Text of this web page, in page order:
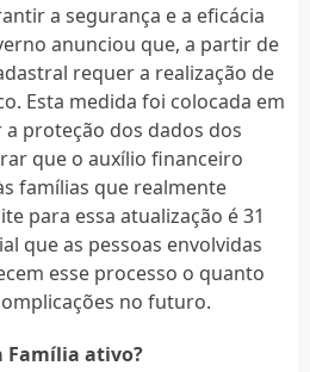
a segurança e a eficácia
anunciou que, a partir de
requer a realização de
Esta medida foi colocada em
proteção dos dados dos
que o auxílio financeiro
famílias que realmente
para essa atualização é 31
que as pessoas envolvidas
esse processo o quanto
no futuro.
Família ativo?